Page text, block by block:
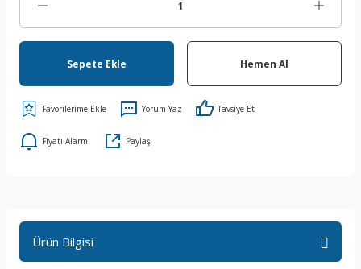
Sepete Ekle Hemen Al
Yorum Yaz Tavsiye Et
Fiyatı Alarmı Paylaş
Ürün Bilgisi